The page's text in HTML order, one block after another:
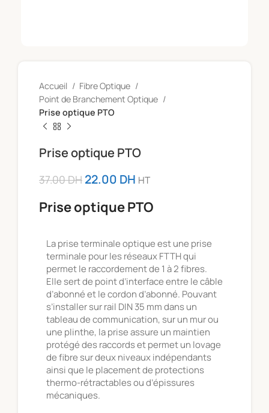
Accueil
Fibre Optique
Point de Branchement Optique
Prise optique PTO
Prise optique PTO
37.00DH 22.00 DH HT
Prise optique PTO
La prise terminale optique est une prise
terminale pour les réseaux FTTH qui
permet le raccordement de 1 à 2 fibres.
Elle sert de point d’interface entre le câble
d’abonné et le cordon d’abonné. Pouvant
s’installer sur rail DIN 35 mm dans un
tableau de communication, sur un mur ou
une plinthe, la prise assure un maintien
protégé des raccords et permet un lovage
de fibre sur deux niveaux indépendants
ainsi que le placement de protections
thermo-rétractables ou d’épissures
mécaniques.